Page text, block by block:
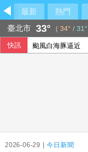
最新 熱門
臺北市 33° ( 34° / 31°
快訊 颱風白海豚逼近
2026-06-29 |今日新聞